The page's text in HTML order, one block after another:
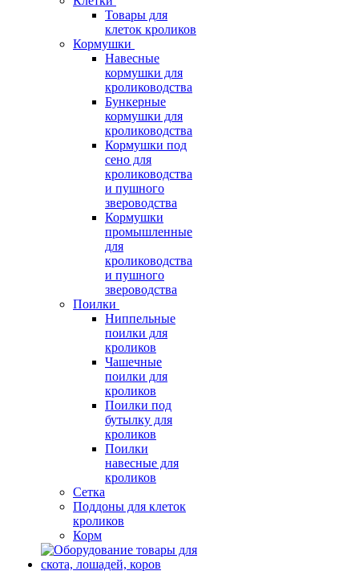
Товары для
клеток кроликов
Кормушки
Навесные
кормушки для
кролиководства
Бункерные
кормушки для
кролиководства
Кормушки под
сено для
кролиководства
и пушного
звероводства
Кормушки
промышленные
для
кролиководства
и пушного
звероводства
Поилки
Ниппельные
поилки для
кроликов
Чашечные
поилки для
кроликов
Поилки под
бутылку для
кроликов
Поилки
навесные для
кроликов
Сетка
Поддоны для клеток
кроликов
Корм